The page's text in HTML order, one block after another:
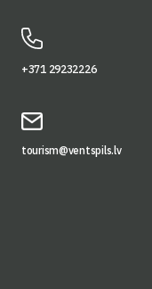
+371 29232226
tourism@ventspils.lv